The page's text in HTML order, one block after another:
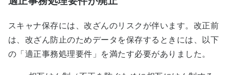
スキャナ保存には、改ざんのリスクが伴います。改正前
は、改ざん防止のためデータを保存するときには、以下
の「適正事務処理要件」を満たす必要がありました。